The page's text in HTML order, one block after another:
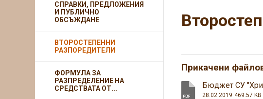
Прикачени
Бюджет СУ
28.02.2019 469.57 KB
СПРАВКИ, ПРЕДЛОЖЕНИЯ
И ПУБЛИЧНО
ОБСЪЖДАНЕ
ВТОРОСТЕПЕННИ
РАЗПОРЕДИТЕЛИ
ФОРМУЛА ЗА
РАЗПРЕДЕЛЕНИЕ НА
СРЕДСТВАТА ОТ...